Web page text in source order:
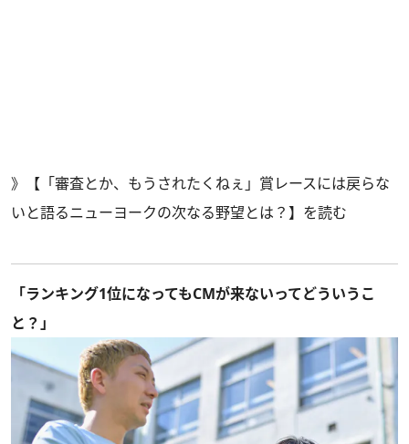
》
【「審査とか、もうされたくねぇ」賞レースには戻らな
いと語るニューヨークの次なる野望とは？】を読む
「ランキング1位になってもCMが来ないってどういうこ
と？」